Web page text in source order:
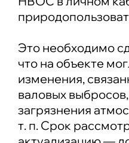
Это необходимо
что на объекте
изменения,
валовых
загрязнения
т. п. Срок